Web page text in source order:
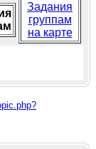
Задания
группам
на карте